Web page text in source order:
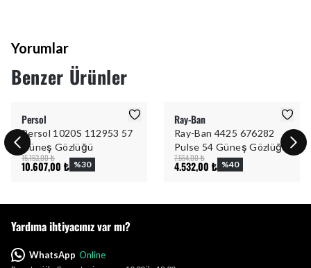
Yorumlar
Benzer Ürünler
Persol
Persol 1020S 112953 57
Güneş Gözlüğü
15.153,00 ₺
10.607,00 ₺ %30
Ray-Ban
Ray-Ban 4425 676282
Pulse 54 Güneş Gözlüğü
7.554,00 ₺
4.532,00 ₺ %40
Yardıma ihtiyacınız var mı?
WhatsApp Online